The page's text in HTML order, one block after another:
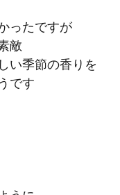
ったですが
敵
い季節の香りを
です